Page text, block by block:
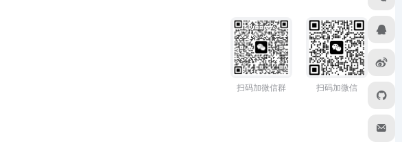
扫码加微信群 扫码加微信